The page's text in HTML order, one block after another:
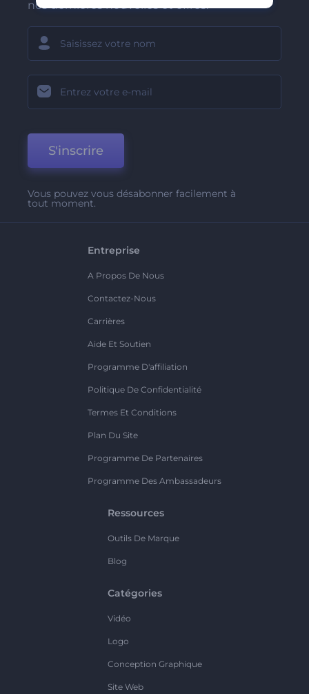
nos dernières nouvelles et offres.
S'inscrire
Vous pouvez vous désabonner facilement à
tout moment.
Entreprise
A Propos De Nous
Contactez-Nous
Carrières
Aide Et Soutien
Programme D'affiliation
Politique De Confidentialité
Termes Et Conditions
Plan Du Site
Programme De Partenaires
Programme Des Ambassadeurs
Ressources
Outils De Marque
Blog
Catégories
Vidéo
Logo
Conception Graphique
Site Web